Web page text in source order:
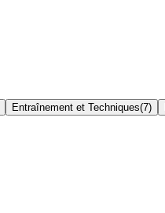
Entraînement et Techniques(7)